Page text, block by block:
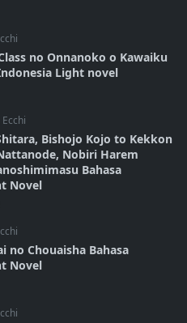
no Onnanoko o Kawaiku
Light novel
Ecchi
Bishojo Kojo to Kekkon
Nobiri Harem
Bahasa
Novel
no Chouaisha Bahasa
Novel